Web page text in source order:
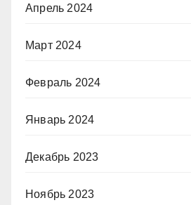
Апрель 2024
Март 2024
Февраль 2024
Январь 2024
Декабрь 2023
Ноябрь 2023